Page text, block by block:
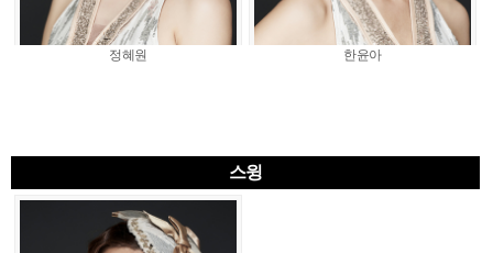
정혜원 한윤아
스윙